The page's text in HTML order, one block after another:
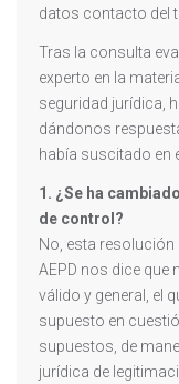
datos contacto del
Tras la consulta
experto en la
seguridad jurídica,
dándonos
había suscitado en
1. ¿Se ha
de control?
No, esta
AEPD nos dice que
válido y general, el
supuesto en
supuestos, de
jurídica de